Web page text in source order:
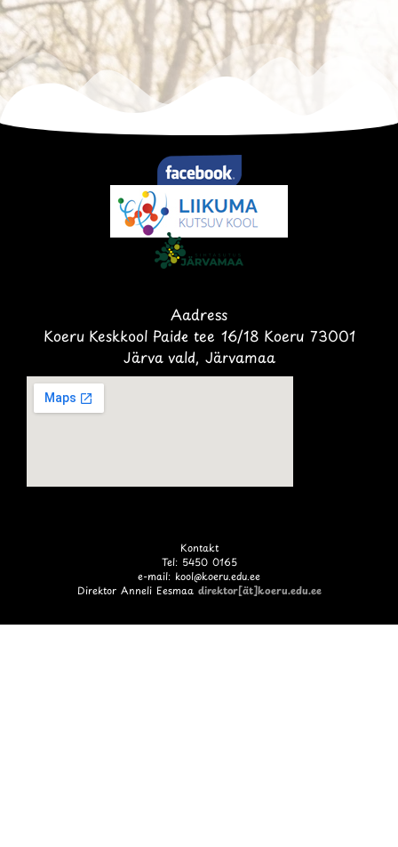
Aadress
Koeru Keskkool Paide tee 16/18 Koeru 73001
Järva vald, Järvamaa
Kontakt
Tel: 5450 0165
e-mail: kool@koeru.edu.ee
Direktor Anneli Eesmaa direktor[ät]koeru.edu.ee